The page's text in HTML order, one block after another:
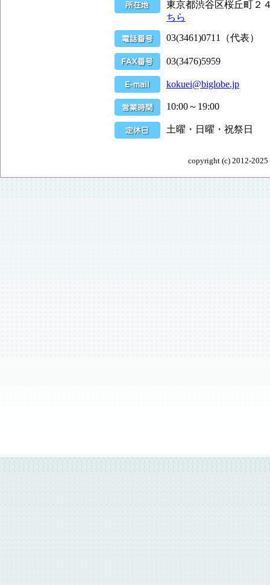
東京都渋谷区桜丘町
ちら
03(3461)0711（代表）
03(3476)5959
kokuei@biglobe.jp
10:00～19:00
土曜・日曜・祝祭日
copyright (c) 2012-